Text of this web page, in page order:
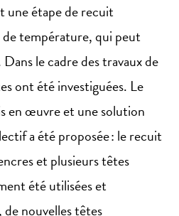
une étape de recuit
température, qui peut
le cadre des travaux de
ont été investiguées. Le
en œuvre et une solution
a été proposée : le recuit
et plusieurs têtes
été utilisées et
nouvelles têtes